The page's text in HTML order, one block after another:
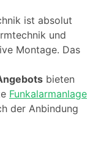
ist absolut
und
Montage. Das
bieten
Funkalarmanlage
der Anbindung